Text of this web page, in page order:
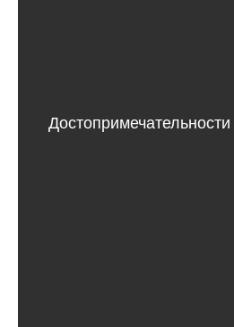
Достопримечательности